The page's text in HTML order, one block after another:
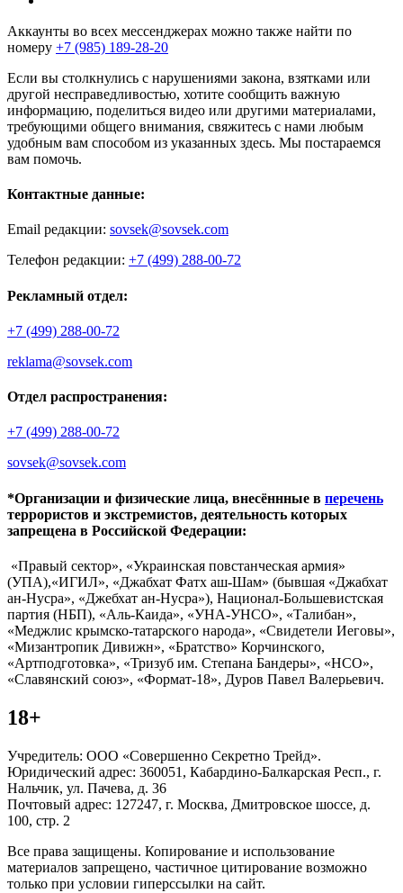
Аккаунты во всех мессенджерах можно также найти по
номеру +7 (985) 189-28-20
Если вы столкнулись с нарушениями закона, взятками или
другой несправедливостью, хотите сообщить важную
информацию, поделиться видео или другими материалами,
требующими общего внимания, свяжитесь с нами любым
удобным вам способом из указанных здесь. Мы постараемся
вам помочь.
Контактные данные:
Email редакции: sovsek@sovsek.com
Телефон редакции: +7 (499) 288-00-72
Рекламный отдел:
+7 (499) 288-00-72
reklama@sovsek.com
Отдел распространения:
+7 (499) 288-00-72
sovsek@sovsek.com
*Организации и физические лица, внесённные в перечень
террористов и экстремистов, деятельность которых
запрещена в Российской Федерации:
«Правый сектор», «Украинская повстанческая армия»
(УПА),«ИГИЛ», «Джабхат Фатх аш-Шам» (бывшая «Джабхат
ан-Нусра», «Джебхат ан-Нусра»), Национал-Большевистская
партия (НБП), «Аль-Каида», «УНА-УНСО», «Талибан»,
«Меджлис крымско-татарского народа», «Свидетели Иеговы»,
«Мизантропик Дивижн», «Братство» Корчинского,
«Артподготовка», «Тризуб им. Степана Бандеры», «НСО»,
«Славянский союз», «Формат-18», Дуров Павел Валерьевич.
18+
Учредитель: ООО «Совершенно Секретно Трейд».
Юридический адрес: 360051, Кабардино-Балкарская Респ., г.
Нальчик, ул. Пачева, д. 36
Почтовый адрес: 127247, г. Москва, Дмитровское шоссе, д.
100, стр. 2
Все права защищены. Копирование и использование
материалов запрещено, частичное цитирование возможно
только при условии гиперссылки на сайт.